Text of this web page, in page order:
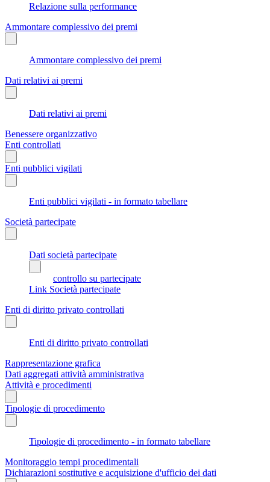
Relazione sulla performance
Ammontare complessivo dei premi
Ammontare complessivo dei premi
Dati relativi ai premi
Dati relativi ai premi
Benessere organizzativo
Enti controllati
Enti pubblici vigilati
Enti pubblici vigilati - in formato tabellare
Società partecipate
Dati società partecipate
controllo su partecipate
Link Società partecipate
Enti di diritto privato controllati
Enti di diritto privato controllati
Rappresentazione grafica
Dati aggregati attività amministrativa
Attività e procedimenti
Tipologie di procedimento
Tipologie di procedimento - in formato tabellare
Monitoraggio tempi procedimentali
Dichiarazioni sostitutive e acquisizione d'ufficio dei dati